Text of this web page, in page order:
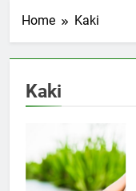
Home Kaki
Kaki